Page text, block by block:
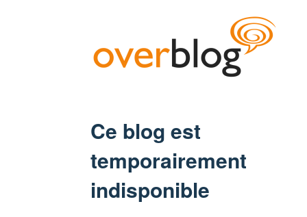
Ce blog est
temporairement
indisponible